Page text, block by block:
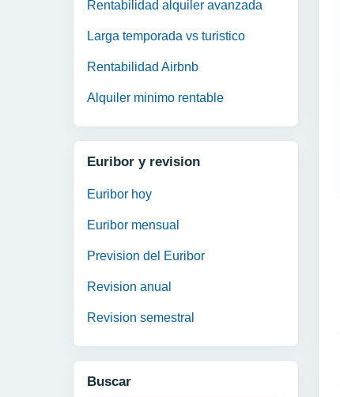
Rentabilidad alquiler avanzada
Larga temporada vs turistico
Rentabilidad Airbnb
Alquiler minimo rentable
Euribor y revision
Euribor hoy
Euribor mensual
Prevision del Euribor
Revision anual
Revision semestral
Buscar